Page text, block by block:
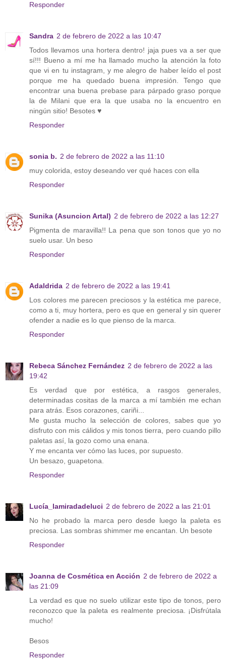
Responder
Sandra 2 de febrero de 2022 a las 10:47
Todos llevamos una hortera dentro! jaja pues va a ser que
sí!!! Bueno a mí me ha llamado mucho la atención la foto
que vi en tu instagram, y me alegro de haber leído el post
porque me ha quedado buena impresión. Tengo que
encontrar una buena prebase para párpado graso porque
la de Milani que era la que usaba no la encuentro en
ningún sitio! Besotes ♥
Responder
sonia b. 2 de febrero de 2022 a las 11:10
muy colorida, estoy deseando ver qué haces con ella
Responder
Sunika (Asuncion Artal) 2 de febrero de 2022 a las 12:27
Pigmenta de maravilla!! La pena que son tonos que yo no
suelo usar. Un beso
Responder
Adaldrida 2 de febrero de 2022 a las 19:41
Los colores me parecen preciosos y la estética me parece,
como a ti, muy hortera, pero es que en general y sin querer
ofender a nadie es lo que pienso de la marca.
Responder
Rebeca Sánchez Fernández 2 de febrero de 2022 a las
19:42
Es verdad que por estética, a rasgos generales,
determinadas cositas de la marca a mí también me echan
para atrás. Esos corazones, cariñi...
Me gusta mucho la selección de colores, sabes que yo
disfruto con mis cálidos y mis tonos tierra, pero cuando pillo
paletas así, la gozo como una enana.
Y me encanta ver cómo las luces, por supuesto.
Un besazo, guapetona.
Responder
Lucía_lamiradadeluci 2 de febrero de 2022 a las 21:01
No he probado la marca pero desde luego la paleta es
preciosa. Las sombras shimmer me encantan. Un besote
Responder
Joanna de Cosmética en Acción 2 de febrero de 2022 a
las 21:09
La verdad es que no suelo utilizar este tipo de tonos, pero
reconozco que la paleta es realmente preciosa. ¡Disfrútala
mucho!
Besos
Responder